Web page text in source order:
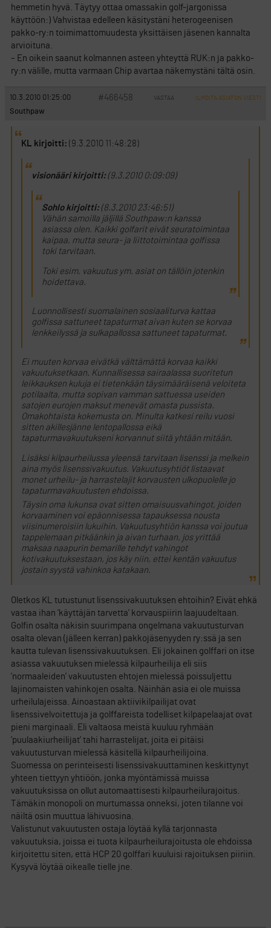
hemmetin hyvä. Täytyy ottaa omassakin golf-jargonissa
käyttöön:) Vahvistaa edelleen käsitystäni heterogeenisen
pakko-ry:n toimimattomuudesta yksittäisen jäsenen kannalta
arvioituna.
– En oikein saanut kolmannen asteen yhteyttä RUK:n ja pakko-
ry:n välille, mutta varmaan Chip avartaa näkemystäni tältä osin.
10.3.2010 01:25:00 #466458 VASTAA ILMOITA ASIATON VIESTI
Southpaw
KL kirjoitti: (9.3.2010 11:48:28)
visionääri kirjoitti:(9.3.2010 0:09:09)
Sohlo kirjoitti:(8.3.2010 23:46:51)
Vähän samoilla jäljillä Southpaw:n kanssa
asiassa olen. Kaikki golfarit eivät seuratoimintaa
kaipaa, mutta seura- ja liittotoimintaa golfissa
toki tarvitaan.
Toki esim. vakuutus ym. asiat on tällöin jotenkin
hoidettava.
Luonnollisesti suomalainen sosiaaliturva kattaa
golfissa sattuneet tapaturmat aivan kuten se korvaa
lenkkeilyssä ja sulkapallossa sattuneet tapaturmat.
Ei muuten korvaa eivätkä välttämättä korvaa kaikki
vakuutuksetkaan. Kunnallisessa sairaalassa suoritetun
leikkauksen kuluja ei tietenkään täysimääräisenä veloiteta
potilaalta, mutta sopivan vamman sattuessa useiden
satojen eurojen maksut menevät omasta pussista.
Omakohtaista kokemusta on. Minulta katkesi reilu vuosi
sitten akillesjänne lentopallossa eikä
tapaturmavakuutukseni korvannut siitä yhtään mitään.
Lisäksi kilpaurheilussa yleensä tarvitaan lisenssi ja melkein
aina myös lisenssivakuutus. Vakuutusyhtiöt listaavat
monet urheilu- ja harrastelajit korvausten ulkopuolelle jo
tapaturmavakuutusten ehdoissa.
Täysin oma lukunsa ovat sitten omaisuusvahingot, joiden
korvaaminen voi epäonnisessa tapauksessa nousta
viisinumeroisiin lukuihin. Vakuutusyhtiön kanssa voi joutua
tappelemaan pitkäänkin ja aivan turhaan, jos yrittää
maksaa naapurin bemarille tehdyt vahingot
kotivakuutuksestaan, jos käy niin, ettei kentän vakuutus
jostain syystä vahinkoa katakaan.
Oletkos KL tutustunut lisenssivakuutuksen ehtoihin? Eivät ehkä
vastaa ihan ’käyttäjän tarvetta’ korvauspiirin laajuudeltaan.
Golfin osalta näkisin suurimpana ongelmana vakuutusturvan
osalta olevan (jälleen kerran) pakkojäsenyyden ry:ssä ja sen
kautta tulevan lisenssivakuutuksen. Eli jokainen golffari on itse
asiassa vakuutuksen mielessä kilpaurheilija eli siis
’normaaleiden’ vakuutusten ehtojen mielessä poissuljettu
lajinomaisten vahinkojen osalta. Näinhän asia ei ole muissa
urheilulajeissa. Ainoastaan aktiivikilpailijat ovat
lisenssivelvoitettuja ja golffareista todelliset kilpapelaajat ovat
pieni marginaali. Eli valtaosa meistä kuuluu ryhmään
’puulaakiurheilijat’ tahi harrastelijat, joita ei pitäisi
vakuutusturvan mielessä käsitellä kilpaurheilijoina.
Suomessa on perinteisesti lisenssivakuuttaminen keskittynyt
yhteen tiettyyn yhtiöön, jonka myöntämissä muissa
vakuutuksissa on ollut automaattisesti kilpaurheilurajoitus.
Tämäkin monopoli on murtumassa onneksi, joten tilanne voi
näiltä osin muuttua lähivuosina.
Valistunut vakuutusten ostaja löytää kyllä tarjonnasta
vakuutuksia, joissa ei tuota kilpaurheilurajoitusta ole ehdoissa
kirjoitettu siten, että HCP 20 golffari kuuluisi rajoituksen piiriin.
Kysyvä löytää oikealle tielle jne.